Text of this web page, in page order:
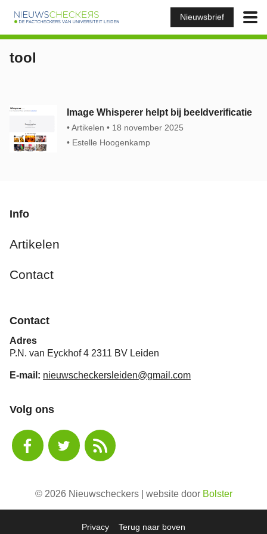
Nieuwsbrief
tool
Image Whisperer helpt bij beeldverificatie
Artikelen
18 november 2025
Estelle Hoogenkamp
Info
Artikelen
Contact
Contact
Adres
P.N. van Eyckhof 4 2311 BV Leiden
E-mail: nieuwscheckersleiden@gmail.com
Volg ons
© 2026 Nieuwscheckers | website door Bolster
Privacy Terug naar boven